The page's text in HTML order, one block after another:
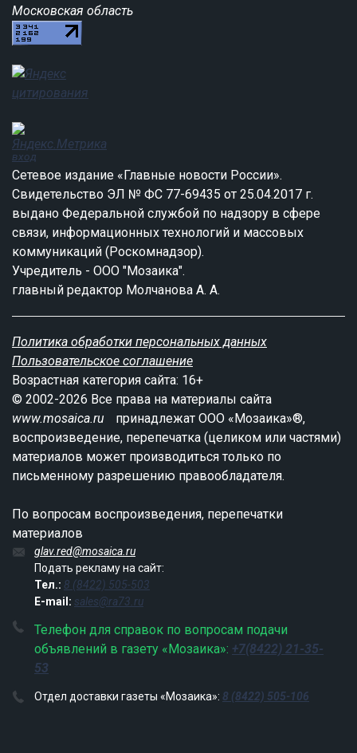
Московская область
вход
Сетевое издание «Главные новости России».
Свидетельство ЭЛ № ФС 77-69435 от 25.04.2017 г.
выдано Федеральной службой по надзору в сфере
связи, информационных технологий и массовых
коммуникаций (Роскомнадзор).
Учредитель - ООО "Мозаика".
главный редактор Молчанова А. А.
Политика обработки персональных данных
Пользовательское соглашение
Возрастная категория сайта: 16+
© 2002-2026 Все права на материалы сайта
www.mosaica.ru
принадлежат ООО «Мозаика»®,
воспроизведение, перепечатка (целиком или частями)
материалов может производиться только по
письменному разрешению правообладателя.
По вопросам воспроизведения, перепечатки
материалов
glav.red@mosaica.ru
Подать рекламу на сайт:
Тел.: 8 (8422) 505-503
E-mail: sales@ra73.ru
Телефон для справок по вопросам подачи
объявлений в газету «Мозаика»: +7(8422) 21-35-
53
Отдел доставки газеты «Мозаика»: 8 (8422) 505-106